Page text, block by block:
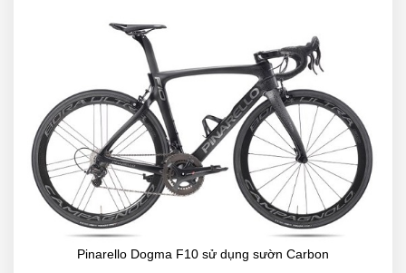
Pinarello Dogma F10 sử dụng sườn Carbon